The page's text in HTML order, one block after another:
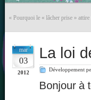
« Pourquoi le « lâcher prise » attire
mar
03
2012
La loi
Développement
Bonjour à